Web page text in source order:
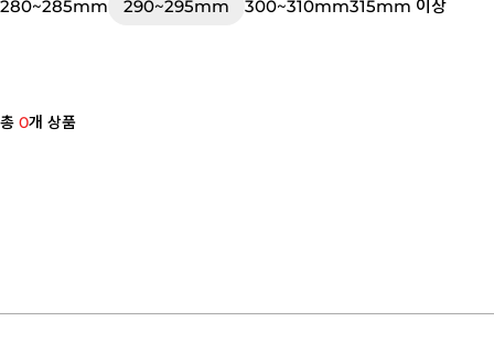
280~285mm 290~295mm 300~310mm315mm 이상
총 0개 상품